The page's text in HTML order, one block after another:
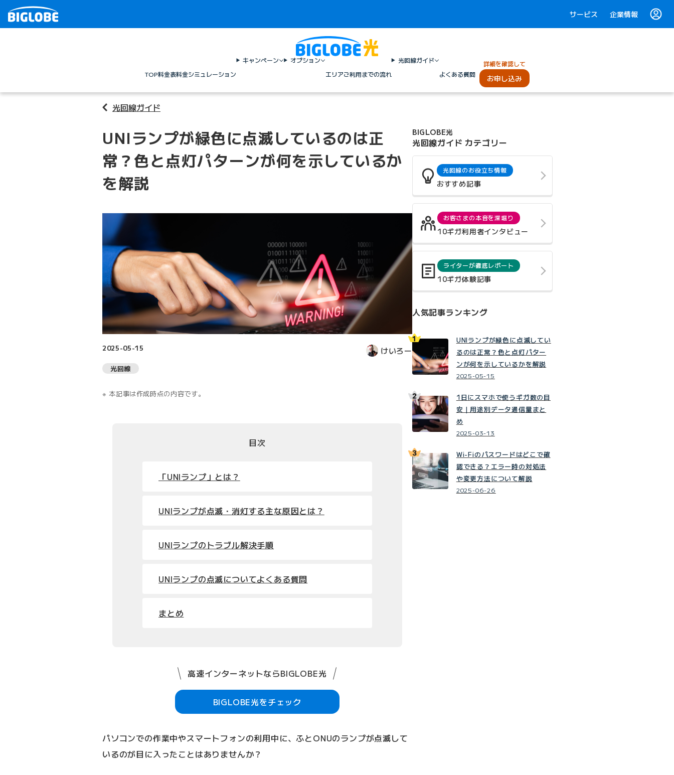
サービス 企業情報
TOP料金表料金シミュレーション
キャンペーン
オプション
エリアご利用までの流れ
光回線ガイド
よくある質問
詳細を確認して
お申し込み
光回線ガイド
UNIランプが緑色に点滅しているのは正
常？色と点灯パターンが何を示しているか
を解説
2025-05-15 けいろー
光回線
本記事は作成時点の内容です。
目次
「UNIランプ」とは？
UNIランプが点滅・消灯する主な原因とは？
UNIランプのトラブル解決手順
UNIランプの点滅についてよくある質問
まとめ
高速インターネットならBIGLOBE光
BIGLOBE光をチェック
パソコンでの作業中やスマートフォンの利用中に、ふとONUのランプが点滅して
いるのが目に入ったことはありませんか？
BIGLOBE光
光回線ガイド カテゴリー
光回線のお役立ち情報
おすすめ記事
お客さまの本音を深堀り
10ギガ利用者インタビュー
ライターが徹底レポート
10ギガ体験記事
人気記事ランキング
UNIランプが緑色に点滅してい
るのは正常？色と点灯パター
ンが何を示しているかを解説
2025-05-15
1日にスマホで使うギガ数の目
安｜用途別データ通信量まと
め
2025-03-13
Wi-Fiのパスワードはどこで確
認できる？エラー時の対処法
や変更方法について解説
2025-06-26